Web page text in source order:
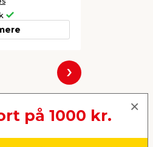
Næste
på 1000 kr.